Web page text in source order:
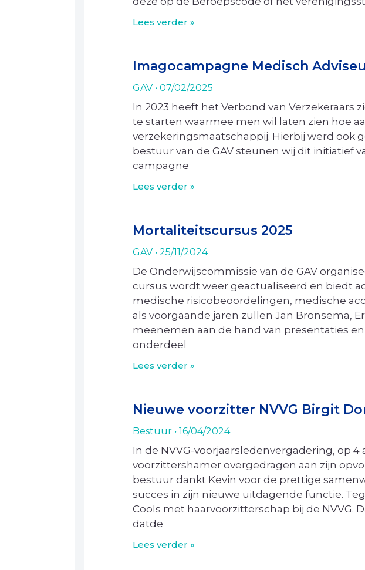
Lees verder »
Imagocampagne Medisch
GAV 07/02/2025
In 2023 heeft het Verbond van
te starten waarmee men wil laten zien hoe
verzekeringsmaatschappij. Hierbij werd ook
bestuur van de GAV steunen wij dit initiatief
campagne
Lees verder »
Mortaliteitscursus 2025
GAV 25/11/2024
De Onderwijscommissie van de GAV
cursus wordt weer geactualiseerd en biedt
medische risicobeoordelingen, medische
als voorgaande jaren zullen Jan Bronsema,
meenemen aan de hand van presentaties
onderdeel
Lees verder »
Nieuwe voorzitter NVVG Birgit
Bestuur 16/04/2024
In de NVVG-voorjaarsledenvergadering, op
voorzittershamer overgedragen aan zijn
bestuur dankt Kevin voor de prettige
succes in zijn nieuwe uitdagende functie.
Cools met haarvoorzitterschap bij de NVVG.
datde
Lees verder »